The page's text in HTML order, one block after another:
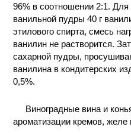
96% в соотношении 2:1. Для
ванильной пудры 40 г
этилового спирта, смесь
ванилин не растворится.
сахарной пудры,
ванилина в кондитерских
0,5%.
Виноградные вина и
ароматизации кремов,